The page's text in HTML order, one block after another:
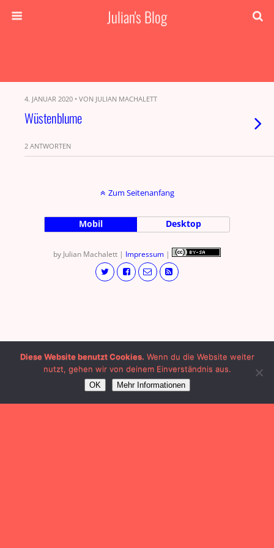
Julian's Blog
4. JANUAR 2020 • VON JULIAN MACHALETT
Wüstenblume
2 ANTWORTEN
Zum Seitenanfang
Mobil Desktop
by Julian Machalett | Impressum |
Diese Website benutzt Cookies. Wenn du die Website weiter
nutzt, gehen wir von deinem Einverständnis aus.
OK Mehr Informationen